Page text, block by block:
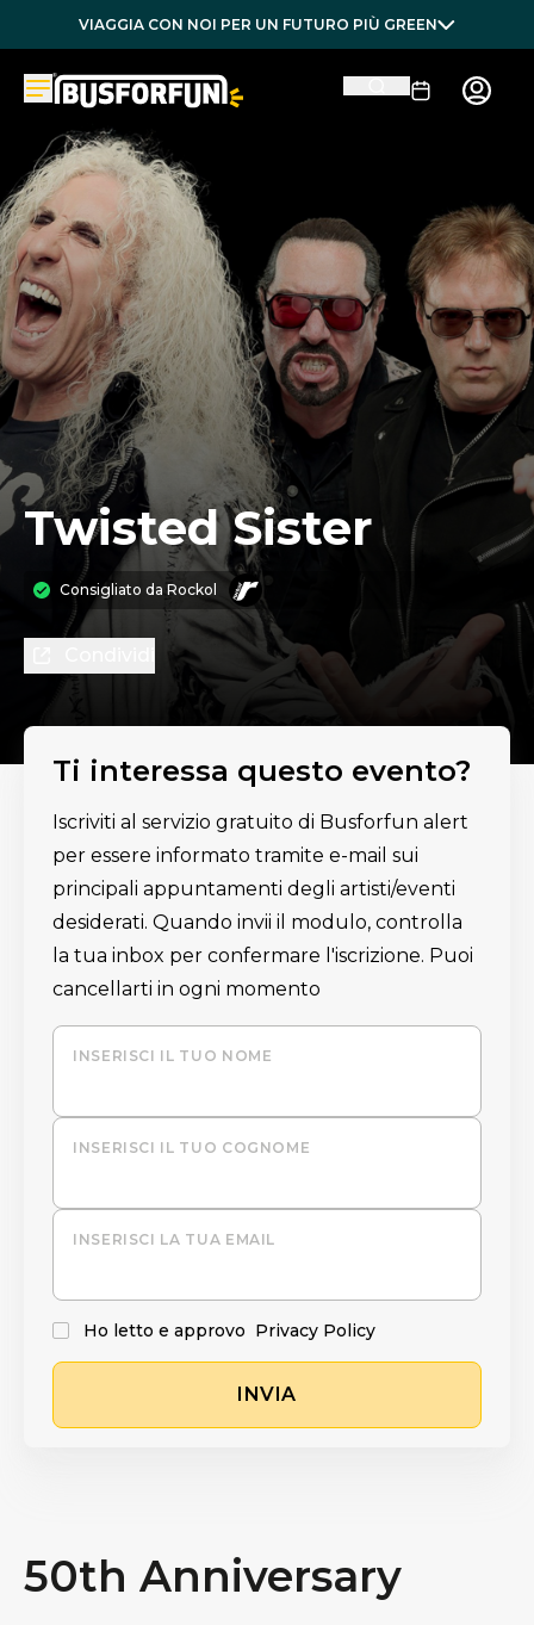
VIAGGIA CON NOI PER UN FUTURO PIÙ GREEN
Twisted Sister
Consigliato da Rockol
Ti interessa questo evento?
Iscriviti al servizio gratuito di Busforfun alert
per essere informato tramite e-mail sui
principali appuntamenti degli artisti/eventi
desiderati. Quando invii il modulo, controlla
la tua inbox per confermare l'iscrizione. Puoi
cancellarti in ogni momento
INSERISCI IL TUO NOME
INSERISCI IL TUO COGNOME
INSERISCI LA TUA EMAIL
Ho letto e approvo Privacy Policy
INVIA
50th Anniversary